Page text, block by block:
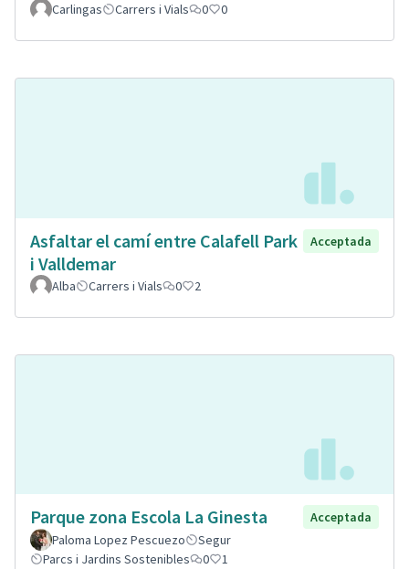
Carlingas
Carrers i Vials 0 0
Asfaltar el camí entre Calafell Park
i Valldemar
Acceptada
Alba Carrers i Vials 0 2
Parque zona Escola La Ginesta
Acceptada
Paloma Lopez Pescuezo
Segur
Parcs i Jardins Sostenibles
0 1